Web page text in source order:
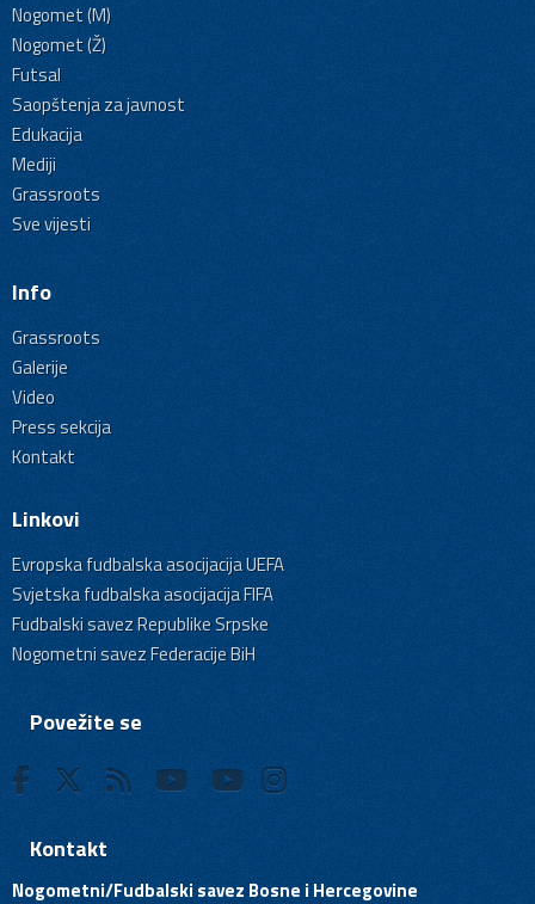
Nogomet (M)
Nogomet (Ž)
Futsal
Saopštenja za javnost
Edukacija
Mediji
Grassroots
Sve vijesti
Info
Grassroots
Galerije
Video
Press sekcija
Kontakt
Linkovi
Evropska fudbalska asocijacija UEFA
Svjetska fudbalska asocijacija FIFA
Fudbalski savez Republike Srpske
Nogometni savez Federacije BiH
Povežite se
Kontakt
Nogometni/Fudbalski savez Bosne i Hercegovine